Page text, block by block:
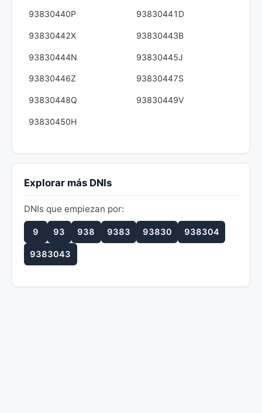
93830440P 93830441D
93830442X 93830443B
93830444N 93830445J
93830446Z 93830447S
93830448Q 93830449V
93830450H
Explorar más DNIs
DNIs que empiezan por:
9 93 938 9383 93830 938304
9383043